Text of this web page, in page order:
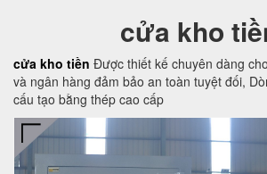
cửa kho
cửa kho tiền Được thiết kế chuyên dàng
và ngân hàng đảm bảo an toàn tuyệt đối,
cấu tạo bằng thép cao cấp